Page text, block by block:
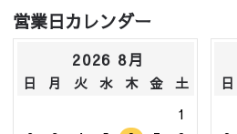
営業日カレンダー
2026 8月
日 月 火 水 木 金
土
1
日